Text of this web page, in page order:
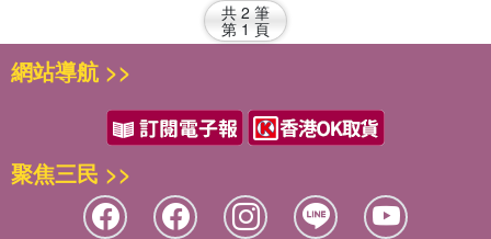
共 2 筆
第 1 頁
網站導航 >>
聚焦三民 >>